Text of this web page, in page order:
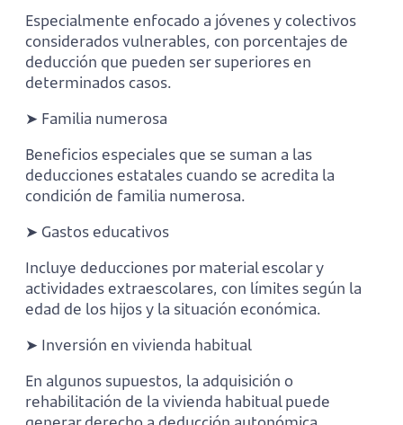
Especialmente enfocado a jóvenes y colectivos
considerados vulnerables, con porcentajes de
deducción que pueden ser superiores en
determinados casos.
➤ Familia numerosa
Beneficios especiales que se suman a las
deducciones estatales cuando se acredita la
condición de familia numerosa.
➤ Gastos educativos
Incluye deducciones por material escolar y
actividades extraescolares, con límites según la
edad de los hijos y la situación económica.
➤ Inversión en vivienda habitual
En algunos supuestos, la adquisición o
rehabilitación de la vivienda habitual puede